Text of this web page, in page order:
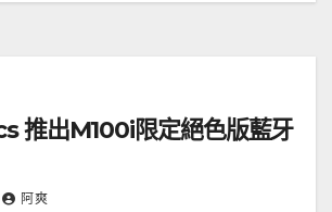
推出M100i限定絕色版藍牙
阿爽